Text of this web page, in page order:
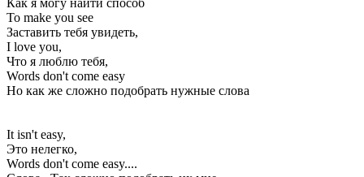
To make you see
Заставить тебя увидеть,
I love you,
Что я люблю тебя,
Words don't come easy
Но как же сложно подобрать нужные слова
It isn't easy,
Это нелегко,
Words don't come easy....